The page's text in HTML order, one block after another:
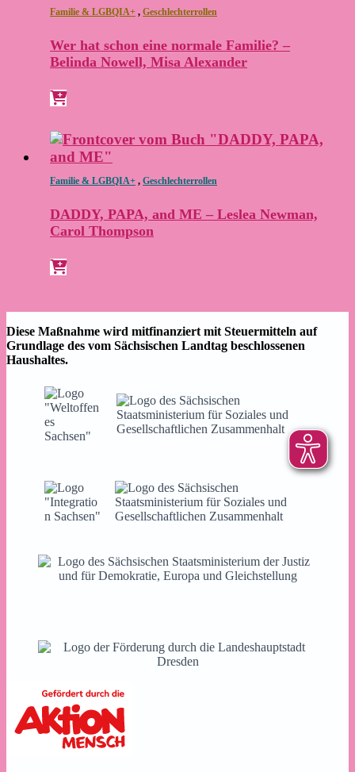
Familie & LGBQIA+ , Geschlechterrollen
Wer hat schon eine normale Familie? –
Belinda Nowell, Misa Alexander
Familie & LGBQIA+ , Geschlechterrollen
DADDY, PAPA, and ME – Leslea Newman,
Carol Thompson
Diese Maßnahme wird mitfinanziert mit Steuermitteln auf
Grundlage des vom Sächsischen Landtag beschlossenen
Haushaltes.